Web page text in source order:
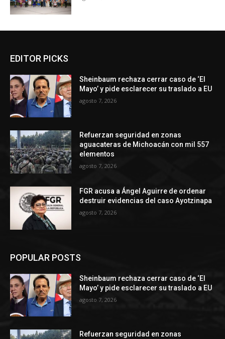
EDITOR PICKS
Sheinbaum rechaza cerrar caso de ‘El
Mayo’ y pide esclarecer su traslado a EU
agosto 7, 2026
Refuerzan seguridad en zonas
aguacateras de Michoacán con mil 557
elementos
agosto 7, 2026
FGR acusa a Ángel Aguirre de ordenar
destruir evidencias del caso Ayotzinapa
agosto 7, 2026
POPULAR POSTS
Sheinbaum rechaza cerrar caso de ‘El
Mayo’ y pide esclarecer su traslado a EU
agosto 7, 2026
Refuerzan seguridad en zonas